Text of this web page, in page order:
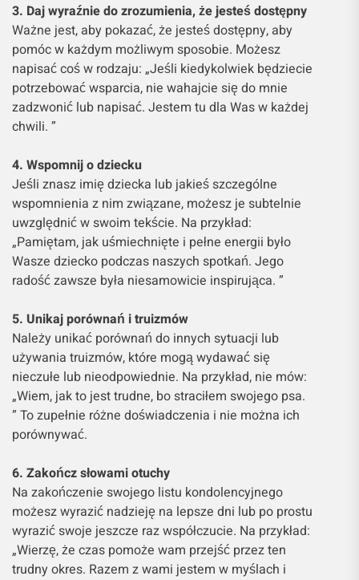
3. Daj wyraźnie do zrozumienia, że jesteś dostępny
Ważne jest, aby pokazać, że jesteś dostępny, aby
pomóc w każdym możliwym sposobie. Możesz
napisać coś w rodzaju: „Jeśli kiedykolwiek będziecie
potrzebować wsparcia, nie wahajcie się do mnie
zadzwonić lub napisać. Jestem tu dla Was w każdej
chwili. ”
4. Wspomnij o dziecku
Jeśli znasz imię dziecka lub jakieś szczególne
wspomnienia z nim związane, możesz je subtelnie
uwzględnić w swoim tekście. Na przykład:
„Pamiętam, jak uśmiechnięte i pełne energii było
Wasze dziecko podczas naszych spotkań. Jego
radość zawsze była niesamowicie inspirująca. ”
5. Unikaj porównań i truizmów
Należy unikać porównań do innych sytuacji lub
używania truizmów, które mogą wydawać się
nieczułe lub nieodpowiednie. Na przykład, nie mów:
„Wiem, jak to jest trudne, bo straciłem swojego psa.
” To zupełnie różne doświadczenia i nie można ich
porównywać.
6. Zakończ słowami otuchy
Na zakończenie swojego listu kondolencyjnego
możesz wyrazić nadzieję na lepsze dni lub po prostu
wyrazić swoje jeszcze raz współczucie. Na przykład:
„Wierzę, że czas pomoże wam przejść przez ten
trudny okres. Razem z wami jestem w myślach i